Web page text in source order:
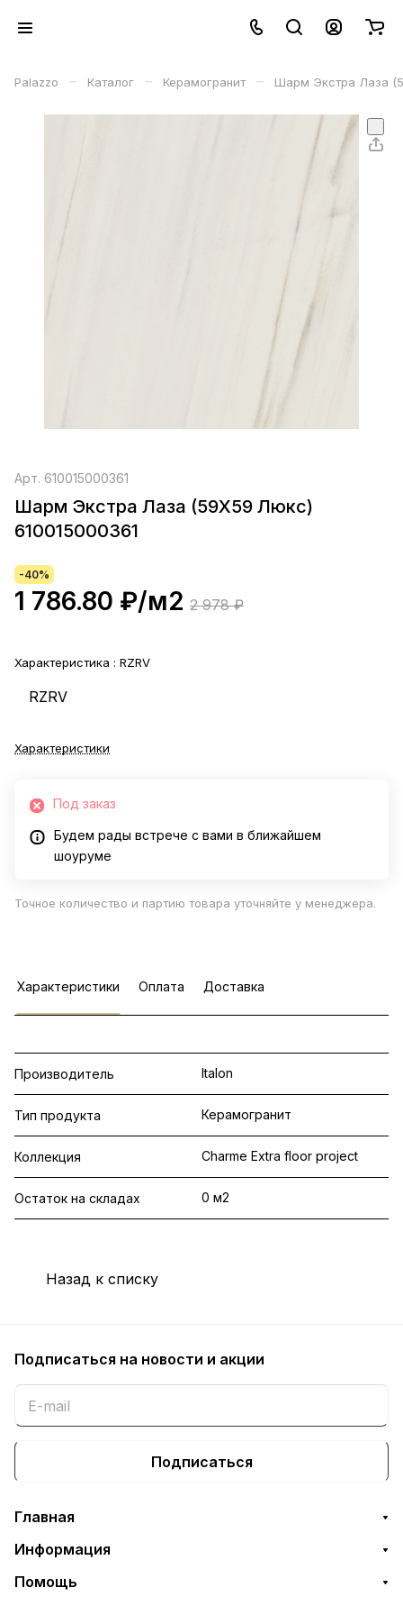
Palazzo – Каталог – Керамогранит – Шарм Экстра Лаза
Арт. 610015000361
Шарм Экстра Лаза (59X59 Люкс)
610015000361
-40%
1 786.80 ₽/м2 2 978 ₽
Характеристика : RZRV
RZRV
Характеристики
Под заказ
Будем рады встрече с вами в ближайшем
шоуруме
Точное количество и партию товара уточняйте у менеджера.
Характеристики Оплата Доставка
Производитель Italon
Тип продукта Керамогранит
Коллекция Charme Extra floor project
Остаток на складах 0 м2
Назад к списку
Подписаться на новости и акции
Подписаться
Главная
Информация
Помощь